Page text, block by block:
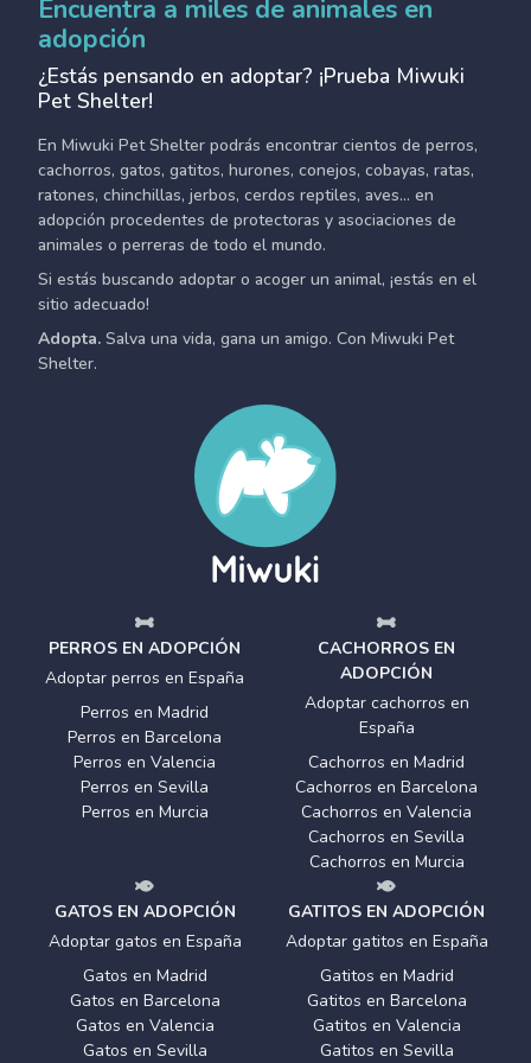
Encuentra a miles de animales en
adopción
¿Estás pensando en adoptar? ¡Prueba Miwuki
Pet Shelter!
En Miwuki Pet Shelter podrás encontrar cientos de perros,
cachorros, gatos, gatitos, hurones, conejos, cobayas, ratas,
ratones, chinchillas, jerbos, cerdos reptiles, aves... en
adopción procedentes de protectoras y asociaciones de
animales o perreras de todo el mundo.
Si estás buscando adoptar o acoger un animal, ¡estás en el
sitio adecuado!
Adopta. Salva una vida, gana un amigo. Con Miwuki Pet
Shelter.
PERROS EN ADOPCIÓN
Adoptar perros en España
Perros en Madrid
Perros en Barcelona
Perros en Valencia
Perros en Sevilla
Perros en Murcia
CACHORROS EN
ADOPCIÓN
Adoptar cachorros en
España
Cachorros en Madrid
Cachorros en Barcelona
Cachorros en Valencia
Cachorros en Sevilla
Cachorros en Murcia
GATOS EN ADOPCIÓN
Adoptar gatos en España
Gatos en Madrid
Gatos en Barcelona
Gatos en Valencia
Gatos en Sevilla
GATITOS EN ADOPCIÓN
Adoptar gatitos en España
Gatitos en Madrid
Gatitos en Barcelona
Gatitos en Valencia
Gatitos en Sevilla